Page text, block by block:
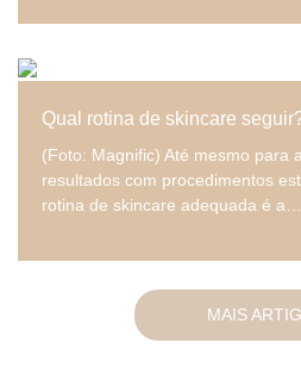
Qual rotina de skincare
(Foto: Magnific) Até mesmo para
resultados com procedimentos
rotina de skincare adequada é a…
MAIS